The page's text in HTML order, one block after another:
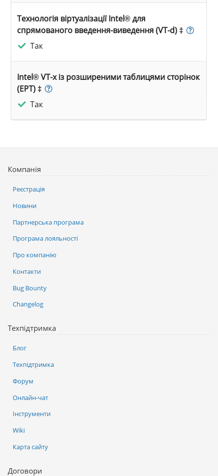
Технологія віртуалізації Intel® для
спрямованого введення-виведення (VT-d) ‡
Так
Intel® VT-x із розширеними таблицями сторінок
(EPT) ‡
Так
Компанія
Реєстрація
Новини
Партнерська програма
Програма лояльності
Про компанію
Контакти
Bug Bounty
Changelog
Техпідтримка
Блог
Техпідтримка
Форум
Онлайн-чат
Інструменти
Wiki
Карта сайту
Договори